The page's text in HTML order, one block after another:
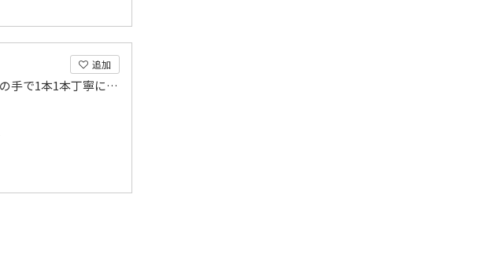
追加
日本の伝統的な髪結い道具『かんざし』を職人の手で1本1本丁寧に作り上げたレトロなお店です。